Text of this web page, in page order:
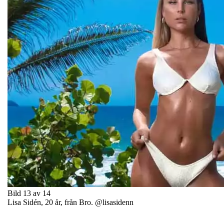
Bild 13 av 14
Lisa Sidén, 20 år, från Bro. @lisasidenn